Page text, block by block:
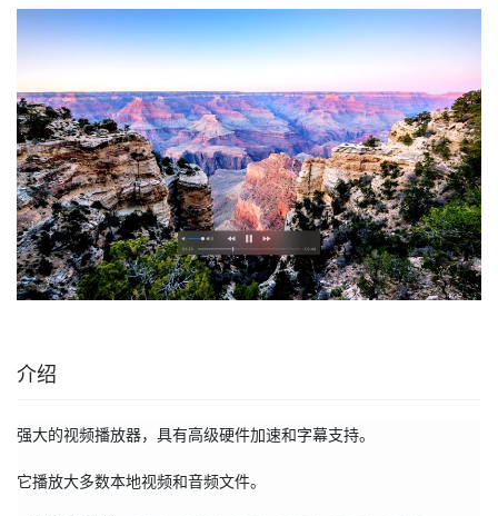
介绍
强大的视频播放器，具有高级硬件加速和字幕支持。
它播放大多数本地视频和音频文件。